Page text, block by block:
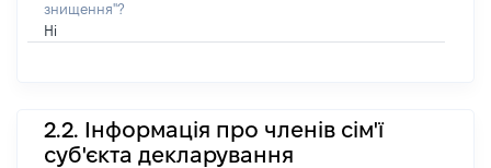
знищення"?
Ні
2.2. Інформація про членів сім'ї
суб'єкта декларування